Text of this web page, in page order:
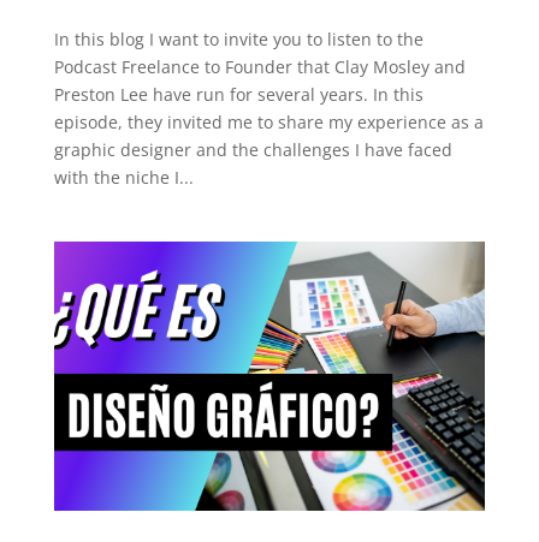
In this blog I want to invite you to listen to the
Podcast Freelance to Founder that Clay Mosley and
Preston Lee have run for several years. In this
episode, they invited me to share my experience as a
graphic designer and the challenges I have faced
with the niche I...